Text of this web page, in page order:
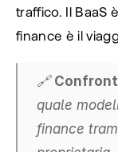
traffico. Il BaaS
finance è il
🔗
quale
finance